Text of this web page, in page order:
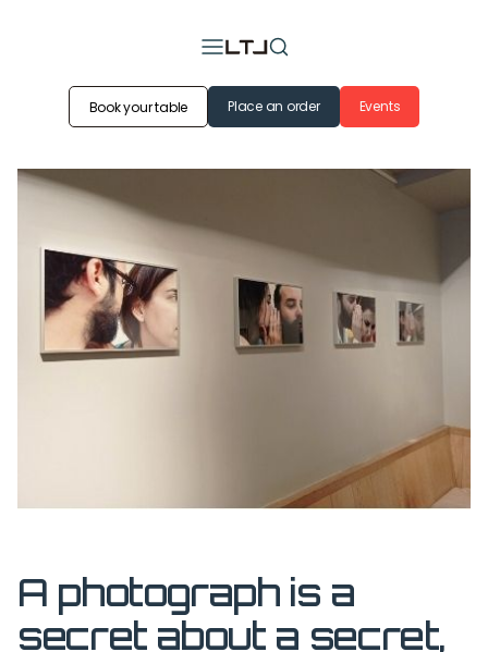
Book your table Place an order Events
A photograph is a
secret about a secret,